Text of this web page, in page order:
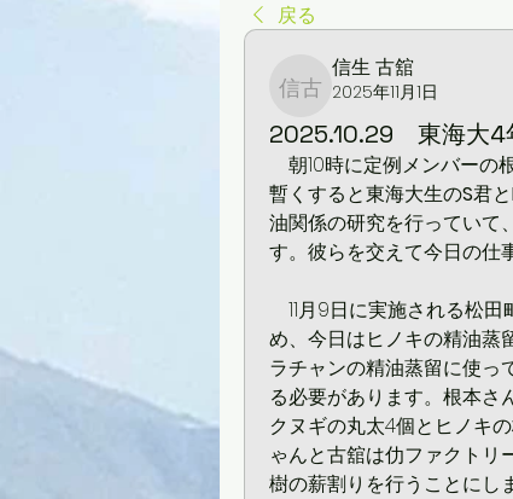
戻る
信生 古舘
信生 古舘
2025年11月1日
2025.10.29 東海大4
朝10時に定例メンバーの
暫くすると東海大生のS君と
油関係の研究を行っていて、
す。彼らを交えて今日の仕
11月9日に実施される松
め、今日はヒノキの精油蒸
ラチャンの精油蒸留に使っ
る必要があります。根本さ
クヌギの丸太4個とヒノキ
ゃんと古舘は仂ファクトリ
樹の薪割りを行うことにし